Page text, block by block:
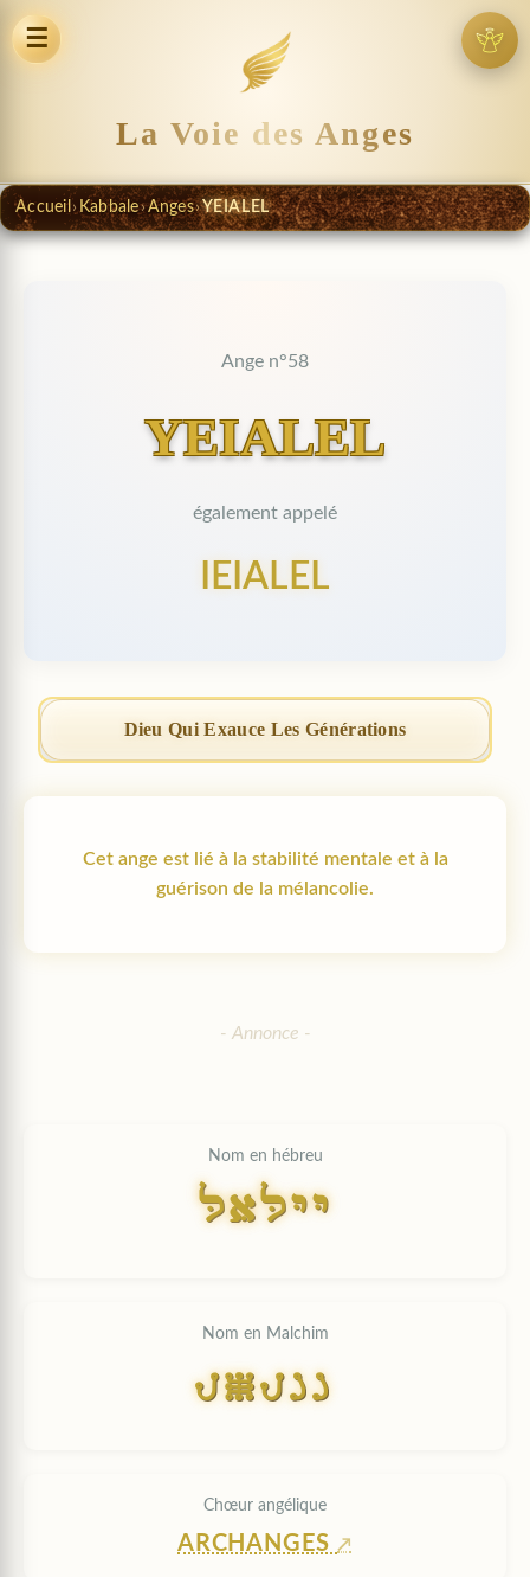
☰
La Voie des Anges
Accueil › Kabbale›Anges›YEIALEL
Ange n°58
YEIALEL
également appelé
IEIALEL
Dieu Qui Exauce Les Générations
Cet ange est lié à la stabilité mentale et à la
guérison de la mélancolie.
Nom en hébreu
LALYY
Nom en Malchim
LALYY
Chœur angélique
ARCHANGES